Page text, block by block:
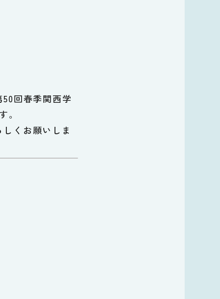
回春季関西学
。
くお願いしま